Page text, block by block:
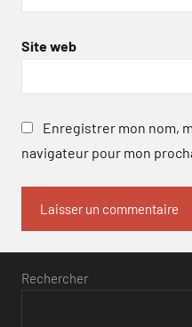
Site web
Enregistrer mon nom,
navigateur pour mon
Rechercher